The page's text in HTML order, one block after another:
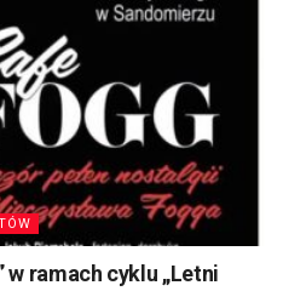
w ramach cyklu „Letni